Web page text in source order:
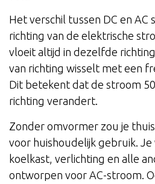
Het verschil tussen DC en AC
richting van de elektrische
vloeit altijd in dezelfde
van richting wisselt met een
Dit betekent dat de stroom
richting verandert.
Zonder omvormer zou je
voor huishoudelijk gebruik. Je
koelkast, verlichting en alle
ontworpen voor AC-stroom.